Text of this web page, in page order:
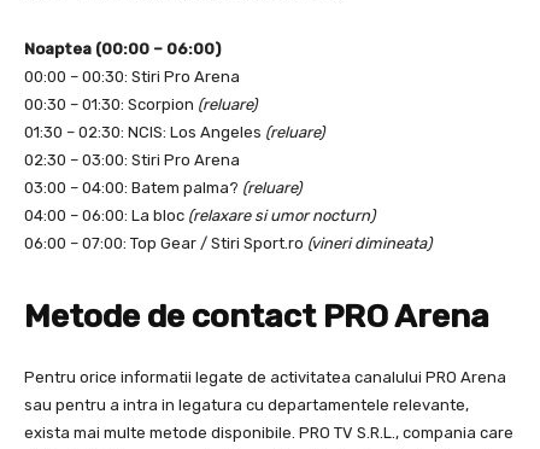
Noaptea (00:00 – 06:00)
00:00 – 00:30: Stiri Pro Arena
00:30 – 01:30: Scorpion (reluare)
01:30 – 02:30: NCIS: Los Angeles (reluare)
02:30 – 03:00: Stiri Pro Arena
03:00 – 04:00: Batem palma? (reluare)
04:00 – 06:00: La bloc (relaxare si umor nocturn)
06:00 – 07:00: Top Gear / Stiri Sport.ro (vineri dimineata)
Metode de contact PRO Arena
Pentru orice informatii legate de activitatea canalului PRO Arena
sau pentru a intra in legatura cu departamentele relevante,
exista mai multe metode disponibile. PRO TV S.R.L., compania care